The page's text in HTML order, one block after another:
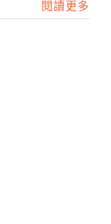
閱讀更多